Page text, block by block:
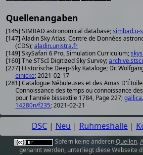
Quellenangaben
[145] SIMBAD astronomical database;simbad.u-
[147] Aladin Sky Atlas, Centre de Données
(CDS);aladin.unistra.fr
[149] SkySafari 6 Pro, Simulation Curriculum;
[160] The STScI Digitized Sky Survey;
[277] Historische Deep-Sky Kataloge; Dr.
einicke; 2021-02-17
[281] Catalogue Nébuleuses et des Amas
Connoissance des temps ou connoissance
pour l'année bissextile 1784, Page 227;
14280n/f235; 2021-02-21
DSC | Neu | Ruhmeshalle |
Sofern keine anderenQuellen,
genannt werden, unterliegt diese Webseite